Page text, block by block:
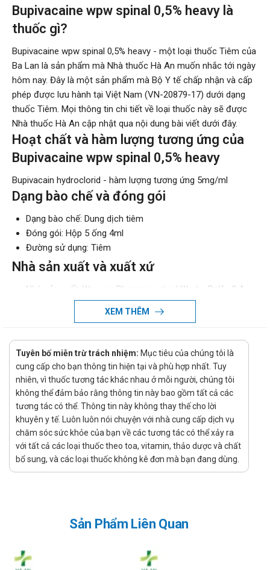
Bupivacaine wpw spinal 0,5% heavy là
thuốc gì?
Bupivacaine wpw spinal 0,5% heavy - một loại thuốc Tiêm của
Ba Lan là sản phẩm mà Nhà thuốc Hà An muốn nhắc tới ngày
hôm nay. Đây là một sản phẩm mà Bộ Y tế chấp nhận và cấp
phép được lưu hành tại Việt Nam (VN-20879-17) dưới dạng
thuốc Tiêm. Mọi thông tin chi tiết về loại thuốc này sẽ được
Nhà thuốc Hà An cập nhật qua nội dung bài viết dưới đây.
Hoạt chất và hàm lượng tương ứng của
Bupivacaine wpw spinal 0,5% heavy
Bupivacain hydroclorid - hàm lượng tương ứng 5mg/ml
Dạng bào chế và đóng gói
Dạng bào chế: Dung dịch tiêm
Đóng gói: Hộp 5 ống 4ml
Đường sử dụng: Tiêm
Nhà sản xuất và xuất xứ
Nhà sản xuất: Warsaw Pharmaceutical Works Polfa S.A.
Xuất xứ: Ba Lan
Xử lý quên liều
trọng, tuy nhiên nếu việc này diễn ra thường xuyên có thể sẽ
gây ảnh hưởng đến hiệu quả điều trị. Tuy nhiên, nếu quên liều
xảy ra thì chỉ cần sử dụng ngay liều đã quên nếu như thời gian
quên liều chưa lâu, còn nếu như quên quá lâu hoặc gần tới
thời gian dùng liều tiếp theo thì bỏ qua liều đã quên và chỉ cần
uống liều sắp đến. Và nếu như hay quên thì bạn có thể tạo
nhắc nhở, báo thức nhắc uống thuốc bằng điện thoại để tránh
ảnh hưởng tới tác dụng của sản phẩm.
Xử lý quá quên liều
gây ngộ độc. Vì thế cần thận trọng khi dùng thuốc, chú ý sử
phản ứng của người dùng, nếu thấy có bất cứ phản ứng lạ nào
XEM THÊM
Tuyên bố miễn trừ trách nhiệm: Mục tiêu của chúng tôi là
cung cấp cho bạn thông tin hiện tại và phù hợp nhất. Tuy
nhiên, vì thuốc tương tác khác nhau ở mỗi người, chúng tôi
không thể đảm bảo rằng thông tin này bao gồm tất cả các
tương tác có thể. Thông tin này không thay thế cho lời
khuyên y tế. Luôn luôn nói chuyện với nhà cung cấp dịch vụ
chăm sóc sức khỏe của bạn về các tương tác có thể xảy ra
với tất cả các loại thuốc theo toa, vitamin, thảo dược và chất
bổ sung, và các loại thuốc không kê đơn mà bạn đang dùng.
Sản Phẩm Liên Quan